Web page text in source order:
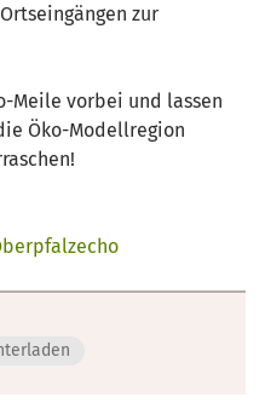
zur
Meile vorbei und lassen
Öko-Modellregion